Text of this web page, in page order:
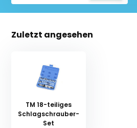
Zuletzt angesehen
TM 18-teiliges
Schlagschrauber-
Set